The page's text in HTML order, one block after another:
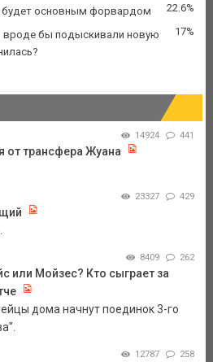
будет основным форвардом 22.6%
вроде бы подыскивали новую
17%
14924 441
от трансфера Жуана
23327 429
8409 262
или Мойзес? Кто сыграет за
дома начнут поединок 3-го
12787 258